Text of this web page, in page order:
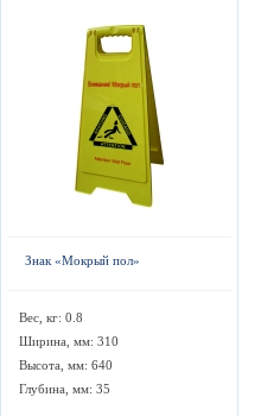
Знак «Мокрый пол»
Вес, кг: 0.8
Ширина, мм: 310
Высота, мм: 640
Глубина, мм: 35